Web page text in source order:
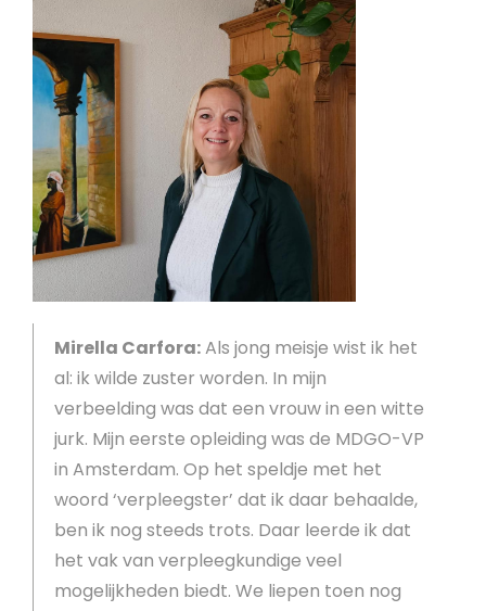
Mirella Carfora:Als jong meisje wist ik het
al: ik wilde zuster worden. In mijn
verbeelding was dat een vrouw in een witte
jurk. Mijn eerste opleiding was de MDGO-VP
in Amsterdam. Op het speldje met het
woord ‘verpleegster’ dat ik daar behaalde,
ben ik nog steeds trots. Daar leerde ik dat
het vak van verpleegkundige veel
mogelijkheden biedt. We liepen toen nog